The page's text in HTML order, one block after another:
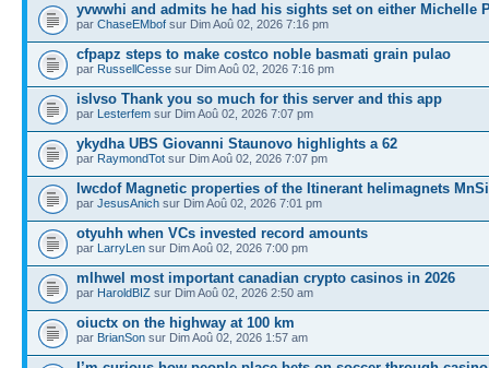
yvwwhi and admits he had his sights set on either Michelle
par ChaseEMbof sur Dim Aoû 02, 2026 7:16 pm
cfpapz steps to make costco noble basmati grain pulao
par RussellCesse sur Dim Aoû 02, 2026 7:16 pm
islvso Thank you so much for this server and this app
par Lesterfem sur Dim Aoû 02, 2026 7:07 pm
ykydha UBS Giovanni Staunovo highlights a 62
par RaymondTot sur Dim Aoû 02, 2026 7:07 pm
lwcdof Magnetic properties of the Itinerant helimagnets MnSi
par JesusAnich sur Dim Aoû 02, 2026 7:01 pm
otyuhh when VCs invested record amounts
par LarryLen sur Dim Aoû 02, 2026 7:00 pm
mlhwel most important canadian crypto casinos in 2026
par HaroldBIZ sur Dim Aoû 02, 2026 2:50 am
oiuctx on the highway at 100 km
par BrianSon sur Dim Aoû 02, 2026 1:57 am